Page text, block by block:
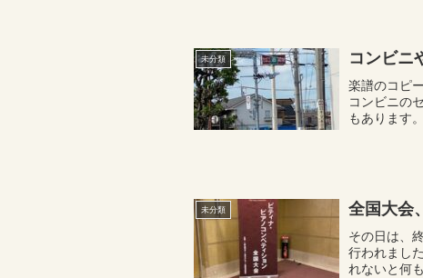
未分類 コンビニ
楽譜のコピ
コンビニの
もあります
未分類 全国大会
その日は、
行われまし
れないと何